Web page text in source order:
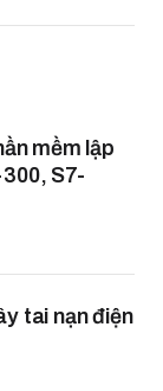
mềm lập
S7-
tai nạn điện